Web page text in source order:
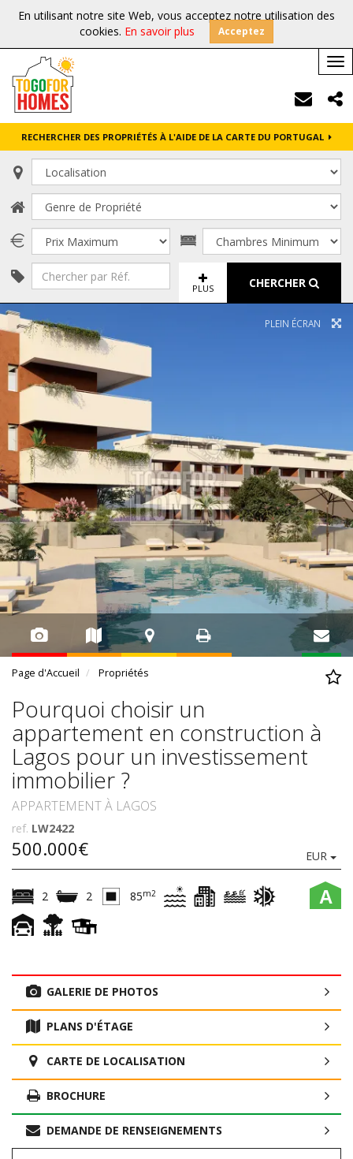
En utilisant notre site Web, vous acceptez notre utilisation des
cookies. En savoir plus Acceptez
RECHERCHER DES PROPRIÉTÉS À L'AIDE DE LA CARTE DU PORTUGAL
PLUS CHERCHER
PLEIN ÉCRAN
Page d'Accueil Propriétés
Pourquoi choisir un
appartement en construction à
Lagos pour un investissement
immobilier ?
APPARTEMENT À LAGOS
ref. LW2422
500.000€ EUR
A
2 2 85m2
GALERIE DE PHOTOS
PLANS D'ÉTAGE
CARTE DE LOCALISATION
BROCHURE
DEMANDE DE RENSEIGNEMENTS